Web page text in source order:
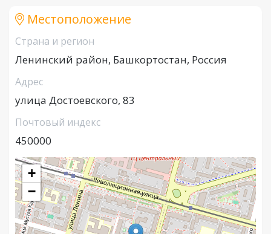
Местоположение
Страна и регион
Ленинский район, Башкортостан, Россия
Адрес
улица Достоевского, 83
Почтовый индекс
450000
+
−